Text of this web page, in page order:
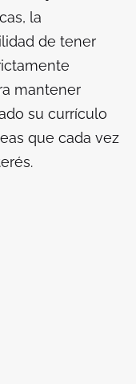
la
de tener
mantener
su currículo
que cada vez